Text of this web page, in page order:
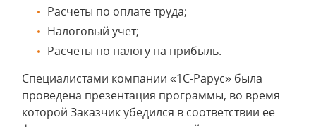
Расчеты по оплате труда;
Налоговый учет;
Расчеты по налогу на прибыль.
Специалистами компании «1С-Рарус» была
проведена презентация программы, во время
которой Заказчик убедился в соответствии ее